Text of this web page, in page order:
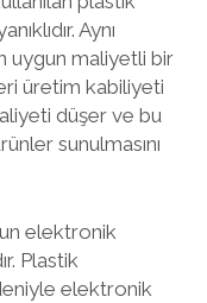
Aynı
uygun maliyetli bir
üretim kabiliyeti
düşer ve bu
sunulmasını
elektronik
Plastik
elektronik